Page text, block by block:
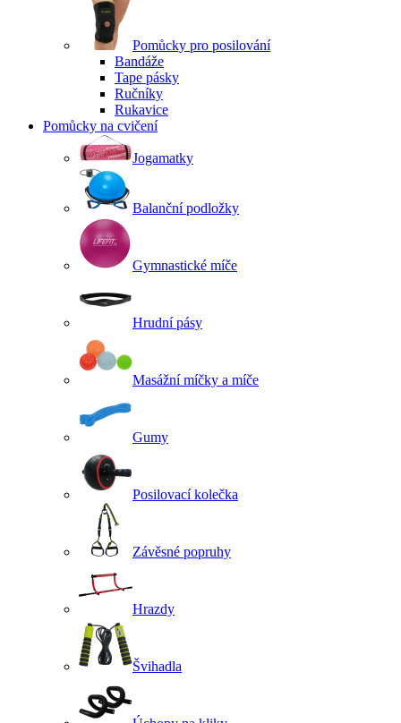
Pomůcky pro posilování
Bandáže
Tape pásky
Ručníky
Rukavice
Pomůcky na cvičení
Jogamatky
Balanční podložky
Gymnastické míče
Hrudní pásy
Masážní míčky a míče
Gumy
Posilovací kolečka
Závěsné popruhy
Hrazdy
Švihadla